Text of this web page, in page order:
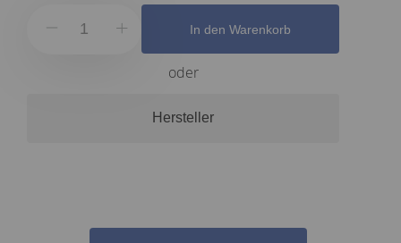
In den Warenkorb
oder
Hersteller